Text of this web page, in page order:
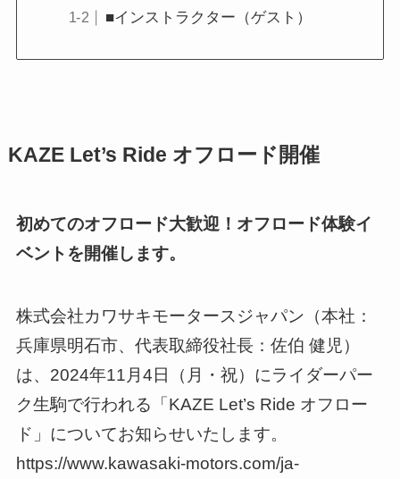
■インストラクター（ゲスト）
KAZE Let’s Ride オフロード開催
初めてのオフロード大歓迎！オフロード体験イ
ベントを開催します。
株式会社カワサキモータースジャパン（本社：
兵庫県明石市、代表取締役社長：佐伯 健児）
は、2024年11月4日（月・祝）にライダーパー
ク生駒で行われる「KAZE Let’s Ride オフロー
ド」についてお知らせいたします。
https://www.kawasaki-motors.com/ja-